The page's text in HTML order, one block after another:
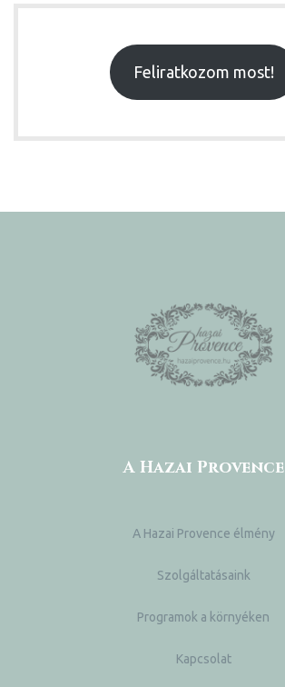
Feliratkozom most!
A Hazai Provence
A Hazai Provence élmény
Szolgáltatásaink
Programok a környéken
Kapcsolat